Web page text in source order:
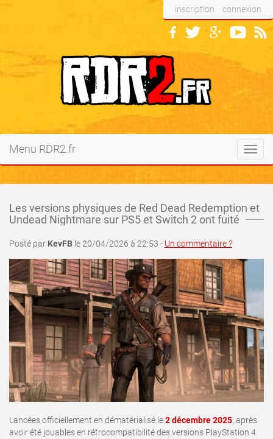
inscription connexion
Menu RDR2.fr
Les versions physiques de Red Dead Redemption et
Undead Nightmare sur PS5 et Switch 2 ont fuité
Posté par KevFB le 20/04/2026 à 22:53 - Un commentaire ?
Lancées officiellement en dématérialisé le2 décembre 2025, après
avoir été jouables en rétrocompatibilité des versions PlayStation 4